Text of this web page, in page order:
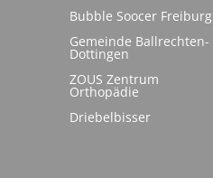
Bubble Soocer Freiburg
Gemeinde Ballrechten-
Dottingen
ZOUS Zentrum
Orthopädie
Driebelbisser